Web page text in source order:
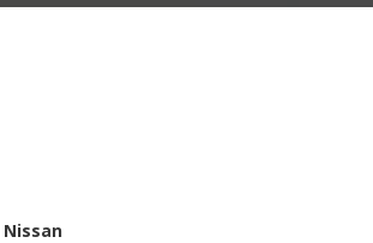
Nissan